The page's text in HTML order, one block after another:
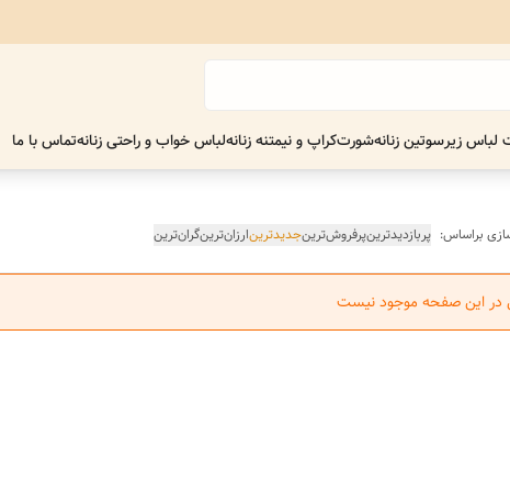
زیرسوتین زنانهشورتکراپ و نیمتنه زنانهلباس خواب و راحتی زنانهتماس با ما
براساس: پربازدیدترینپرفروش‌ترینجدیدترینارزان‌ترینگران‌ترین
در این صفحه موجود نیست